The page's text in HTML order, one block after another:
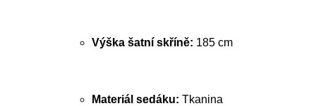
Výška šatní skříně: 185 cm
Materiál sedáku: Tkanina